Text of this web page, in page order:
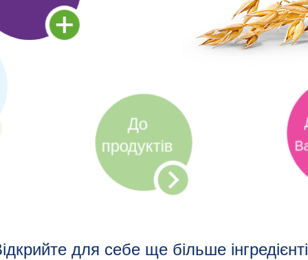
для себе ще більше